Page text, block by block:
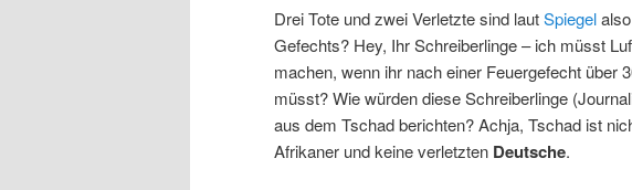
Drei Tote und zwei Verletzte sind lautSpiegel
Gefechts? Hey, Ihr Schreiberlinge – ich müsst
machen, wenn ihr nach einer Feuergefecht über
müsst? Wie würden diese Schreiberlinge
aus dem Tschad berichten? Achja, Tschad ist
Afrikaner und keine verletzten Deutsche.